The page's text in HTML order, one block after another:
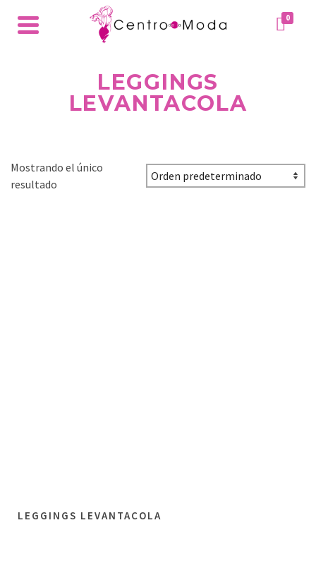
0
LEGGINGS
LEVANTACOLA
Mostrando el único
resultado
LEGGINGS LEVANTACOLA